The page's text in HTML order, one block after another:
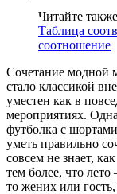
Читайте
Таблица
соотношение
Сочетание модной
стало классикой
уместен как в
мероприятиях.
футболка с
уметь правильно
совсем не знает,
тем более, что
то жених или